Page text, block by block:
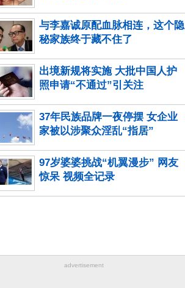
与李嘉诚原配血脉相连，这个隐
秘家族终于藏不住了
出境新规将实施 大批中国人护
照申请“不通过”引关注
37年民族品牌一夜停摆 女企业
家被以涉聚众淫乱“指居”
97岁婆婆挑战“机翼漫步” 网友
惊呆 视频全记录
advertisement